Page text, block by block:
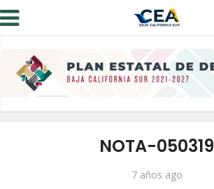
NOTA-050319
7 años ago